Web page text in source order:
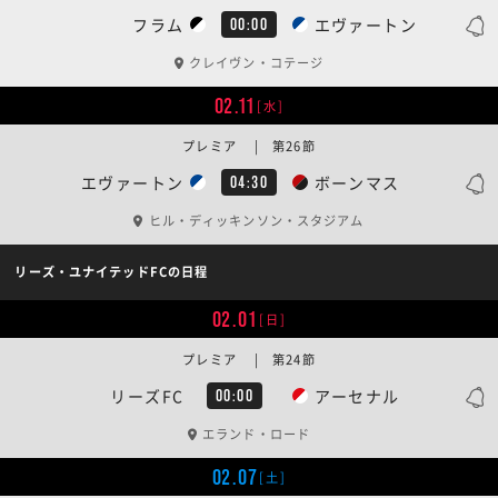
フラム 00:00 エヴァートン
クレイヴン・コテージ
02.11 [水]
エヴァートン 04:30 ボーンマス
プレミア | 第26節
ヒル・ディッキンソン・スタジアム
リーズ・ユナイテッドFCの日程
02.01 [日]
リーズFC 00:00 アーセナル
プレミア | 第24節
エランド・ロード
02.07[土]